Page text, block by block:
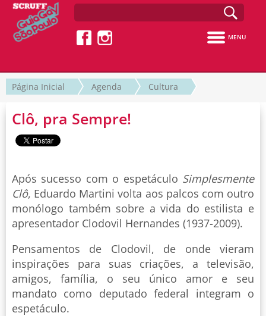
MENU
Página Inicial Agenda Cultura
Clô, pra Sempre!
Após sucesso com o espetáculo Simplesmente
Clô, Eduardo Martini volta aos palcos com outro
monólogo também sobre a vida do estilista e
apresentador Clodovil Hernandes (1937-2009).
Pensamentos de Clodovil, de onde vieram
inspirações para suas criações, a televisão,
amigos, família, o seu único amor e seu
mandato como deputado federal integram o
espetáculo.